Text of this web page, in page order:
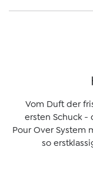
Vom Duft der
ersten Schuck -
Pour Over System
so